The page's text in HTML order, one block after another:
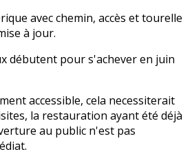
avec chemin, accès et tourelle
à jour.
débutent pour s'achever en juin
accessible, cela necessiterait
la restauration ayant été déjà
au public n'est pas